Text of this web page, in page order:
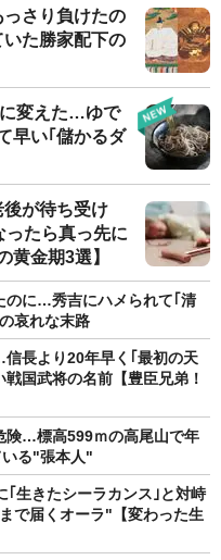
さり負けたの
た勝家配下の
に変えた…ゆで
早い｢儲かるダ
が待ち受け
たら真っ先に
黄金期3選】
のに…秀吉にハメられて｢清
哀れな末路
長より20年早く｢最初の天
国武将の名前【豊臣兄弟！
険…標高599ｍの高尾山で年
いる"張本人"
生きたシーラカンス｣と対峙
で届くオーラ"【変わった生